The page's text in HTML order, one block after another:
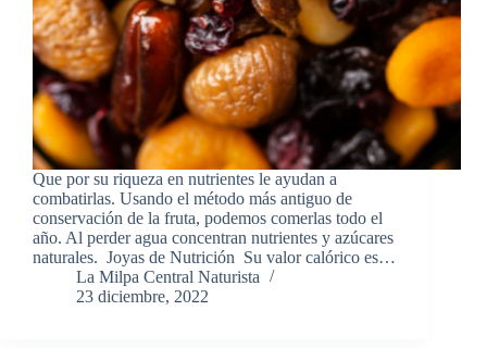
Que por su riqueza en nutrientes le ayudan a
combatirlas. Usando el método más antiguo de
conservación de la fruta, podemos comerlas todo el
año. Al perder agua concentran nutrientes y azúcares
naturales. Joyas de Nutrición Su valor calórico es…
La Milpa Central Naturista
23 diciembre, 2022